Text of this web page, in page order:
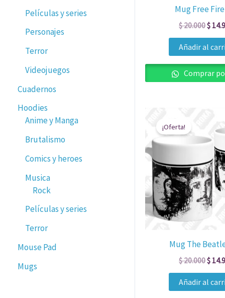
Películas y series
Personajes
Terror
Videojuegos
Cuadernos
Hoodies
Anime y Manga
Brutalismo
Comics y heroes
Musica
Rock
Películas y series
Terror
Mouse Pad
Mugs
Mug Free Fire
$20.000$
Añadir al
Comprar
¡Oferta!
Mug The
$20.000
era:
$
$
Añadir al